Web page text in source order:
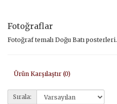
Fotoğraflar
Fotoğraf temalı Doğu Batı posterleri.
Ürün Karşılaştır (0)
Sırala: